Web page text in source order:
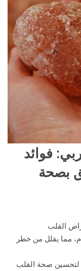
: فوائد
بصحة
القلب
مما يقلل من خطر
لتحسين صحة القلب